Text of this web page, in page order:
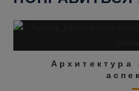
Архитектура